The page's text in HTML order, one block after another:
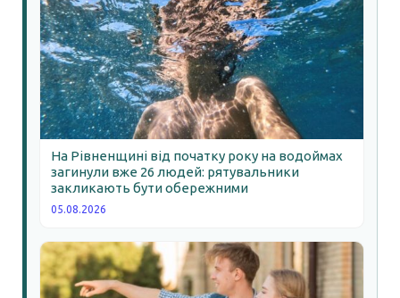
На Рівненщині від початку року на водоймах
загинули вже 26 людей: рятувальники
закликають бути обережними
05.08.2026